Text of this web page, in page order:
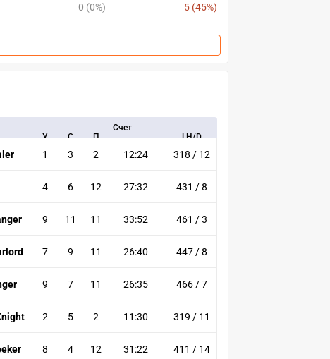
0 (0%) 5 (45%)
У С П
Счет
LH/D
1 3 2 12:24 318 / 12
4 6 12 27:32 431 / 8
9 11 11 33:52 461 / 3
7 9 11 26:40 447 / 8
9 7 11 26:35 466 / 7
2 5 2 11:30 319 / 11
8 4 12 31:22 411 / 14